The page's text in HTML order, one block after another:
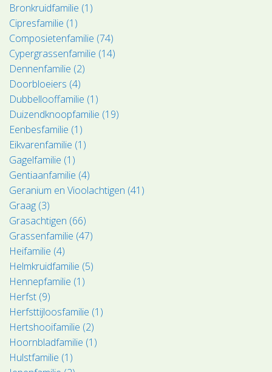
Bronkruidfamilie (1)
Cipresfamilie (1)
Composietenfamilie (74)
Cypergrassenfamilie (14)
Dennenfamilie (2)
Doorbloeiers (4)
Dubbellooffamilie (1)
Duizendknoopfamilie (19)
Eenbesfamilie (1)
Eikvarenfamilie (1)
Gagelfamilie (1)
Gentiaanfamilie (4)
Geranium en Vioolachtigen (41)
Graag (3)
Grasachtigen (66)
Grassenfamilie (47)
Heifamilie (4)
Helmkruidfamilie (5)
Hennepfamilie (1)
Herfst (9)
Herfsttijloosfamilie (1)
Hertshooifamilie (2)
Hoornbladfamilie (1)
Hulstfamilie (1)